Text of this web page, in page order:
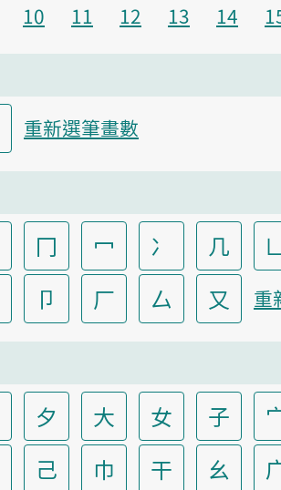
10 11 12 13 14
重新選筆畫數
冂 冖 冫 几
卩 厂 厶 又 重
夕 大 女 子
己 巾 干 幺